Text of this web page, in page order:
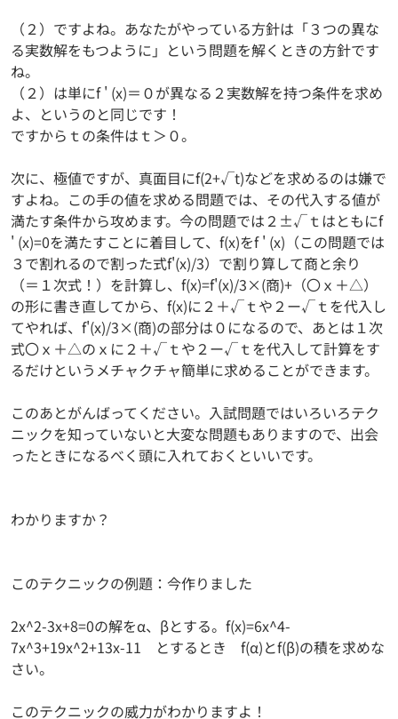
（２）ですよね。あなたがやっている方針は「３つの異な
る実数解をもつように」という問題を解くときの方針です
ね。
（２）は単にf ' (x)＝０が異なる２実数解を持つ条件を求め
よ、というのと同じです！
ですからｔの条件はｔ＞０。
次に、極値ですが、真面目にf(2+√t)などを求めるのは嫌で
すよね。この手の値を求める問題では、その代入する値が
満たす条件から攻めます。今の問題では２±√ｔはともにf
' (x)=0を満たすことに着目して、f(x)をf ' (x)（この問題では
３で割れるので割った式f'(x)/3）で割り算して商と余り
（＝１次式！）を計算し、f(x)=f'(x)/3×(商)+（〇ｘ＋△）
の形に書き直してから、f(x)に２＋√ｔや２ー√ｔを代入し
てやれば、f'(x)/3×(商)の部分は０になるので、あとは１次
式〇ｘ＋△のｘに２＋√ｔや２ー√ｔを代入して計算をす
るだけというメチャクチャ簡単に求めることができます。
このあとがんばってください。入試問題ではいろいろテク
ニックを知っていないと大変な問題もありますので、出会
ったときになるべく頭に入れておくといいです。
わかりますか？
このテクニックの例題：今作りました
2x^2-3x+8=0の解をα、βとする。f(x)=6x^4-
7x^3+19x^2+13x-11 とするとき f(α)とf(β)の積を求めな
さい。
このテクニックの威力がわかりますよ！